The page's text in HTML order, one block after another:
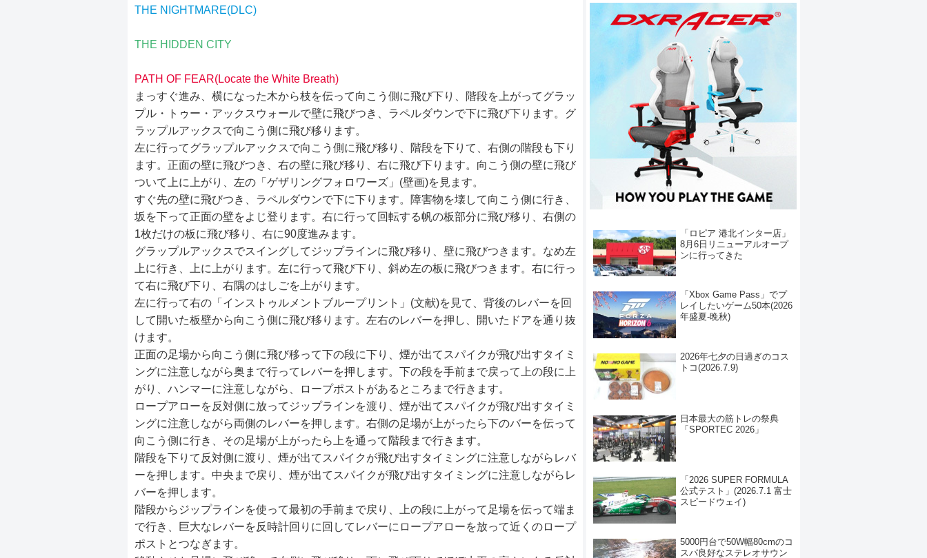
THE NIGHTMARE(DLC)
THE HIDDEN CITY
PATH OF FEAR(Locate the White Breath)
まっすぐ進み、横になった木から枝を伝って向こう側に飛び下り、階段を上がってグラッ
プル・トゥー・アックスウォールで壁に飛びつき、ラペルダウンで下に飛び下ります。グ
ラップルアックスで向こう側に飛び移ります。
左に行ってグラップルアックスで向こう側に飛び移り、階段を下りて、右側の階段も下り
ます。正面の壁に飛びつき、右の壁に飛び移り、右に飛び下ります。向こう側の壁に飛び
ついて上に上がり、左の「ゲザリングフォロワーズ」(壁画)を見ます。
すぐ先の壁に飛びつき、ラペルダウンで下に下ります。障害物を壊して向こう側に行き、
坂を下って正面の壁をよじ登ります。右に行って回転する帆の板部分に飛び移り、右側の
1枚だけの板に飛び移り、右に90度進みます。
グラップルアックスでスイングしてジップラインに飛び移り、壁に飛びつきます。なめ左
上に行き、上に上がります。左に行って飛び下り、斜め左の板に飛びつきます。右に行っ
て右に飛び下り、右隅のはしごを上がります。
左に行って右の「インストゥルメントブループリント」(文献)を見て、背後のレバーを回
して開いた板壁から向こう側に飛び移ります。左右のレバーを押し、開いたドアを通り抜
けます。
正面の足場から向こう側に飛び移って下の段に下り、煙が出てスパイクが飛び出すタイミ
ングに注意しながら奥まで行ってレバーを押します。下の段を手前まで戻って上の段に上
がり、ハンマーに注意しながら、ロープポストがあるところまで行きます。
ロープアローを反対側に放ってジップラインを渡り、煙が出てスパイクが飛び出すタイミ
ングに注意しながら両側のレバーを押します。右側の足場が上がったら下のバーを伝って
向こう側に行き、その足場が上がったら上を通って階段まで行きます。
階段を下りて反対側に渡り、煙が出てスパイクが飛び出すタイミングに注意しながらレバ
ーを押します。中央まで戻り、煙が出てスパイクが飛び出すタイミングに注意しながらレ
バーを押します。
階段からジップラインを使って最初の手前まで戻り、上の段に上がって足場を伝って端ま
で行き、巨大なレバーを反時計回りに回してレバーにロープアローを放って近くのロープ
ポストとつなぎます。
「ロピア 港北インター店」
8月6日リニューアルオープ
ンに行ってきた
「Xbox Game Pass」でプ
レイしたいゲーム50本(2026
年盛夏-晩秋)
2026年七夕の日過ぎのコス
トコ(2026.7.9)
日本最大の筋トレの祭典
「SPORTEC 2026」
「2026 SUPER FORMULA
公式テスト」(2026.7.1 富士
スピードウェイ)
5000円台で50W幅80cmのコ
スパ良好なステレオサウン